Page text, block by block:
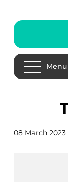
Menu
08 March 2023